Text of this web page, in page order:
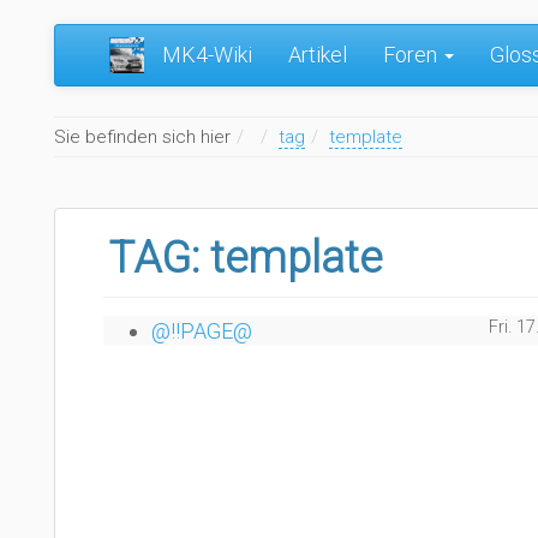
MK4-Wiki Artikel Foren
Sie befinden sich hier Home
tag template
TAG: template
@!!PAGE@ Fri.